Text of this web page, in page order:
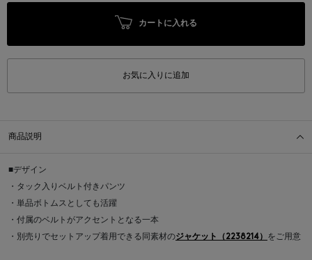
カートに入れる
お気に入りに追加
商品説明
■デザイン
・タック入りベルト付きパンツ
・単品ボトムスとしても活躍
・付属のベルトがアクセントとなる一本
・別売りでセットアップ着用できる同素材のジャケット（2238214） をご用意